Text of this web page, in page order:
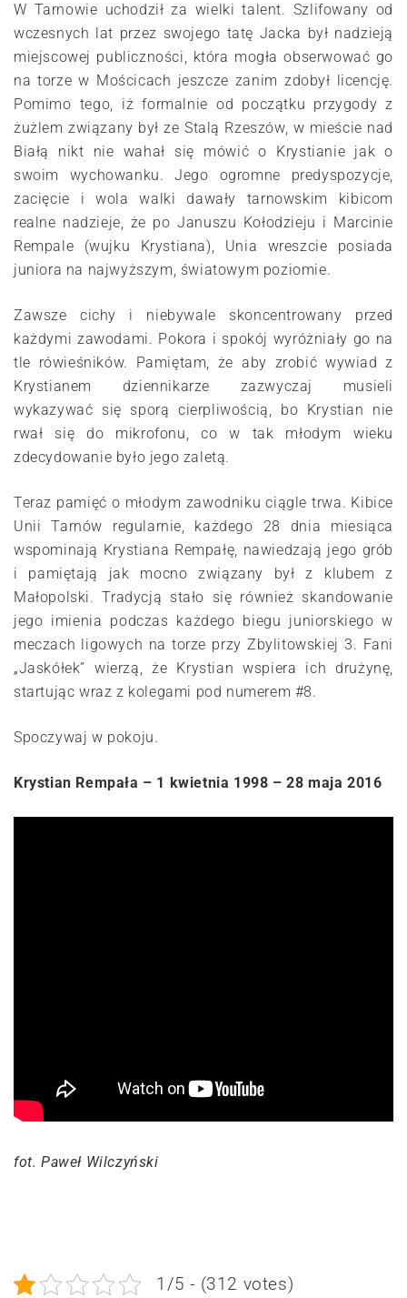
W Tarnowie uchodził za wielki talent. Szlifowany od
wczesnych lat przez swojego tatę Jacka był nadzieją
miejscowej publiczności, która mogła obserwować go
na torze w Mościcach jeszcze zanim zdobył licencję.
Pomimo tego, iż formalnie od początku przygody z
żużlem związany był ze Stalą Rzeszów, w mieście nad
Białą nikt nie wahał się mówić o Krystianie jak o
swoim wychowanku. Jego ogromne predyspozycje,
zacięcie i wola walki dawały tarnowskim kibicom
realne nadzieje, że po Januszu Kołodzieju i Marcinie
Rempale (wujku Krystiana), Unia wreszcie posiada
juniora na najwyższym, światowym poziomie.
Zawsze cichy i niebywale skoncentrowany przed
każdymi zawodami. Pokora i spokój wyróżniały go na
tle rówieśników. Pamiętam, że aby zrobić wywiad z
Krystianem dziennikarze zazwyczaj musieli
wykazywać się sporą cierpliwością, bo Krystian nie
rwał się do mikrofonu, co w tak młodym wieku
zdecydowanie było jego zaletą.
Teraz pamięć o młodym zawodniku ciągle trwa. Kibice
Unii Tarnów regularnie, każdego 28 dnia miesiąca
wspominają Krystiana Rempałę, nawiedzają jego grób
i pamiętają jak mocno związany był z klubem z
Małopolski. Tradycją stało się również skandowanie
jego imienia podczas każdego biegu juniorskiego w
meczach ligowych na torze przy Zbylitowskiej 3. Fani
„Jaskółek” wierzą, że Krystian wspiera ich drużynę,
startując wraz z kolegami pod numerem #8.
Spoczywaj w pokoju.
Krystian Rempała – 1 kwietnia 1998 – 28 maja 2016
fot. Paweł Wilczyński
1/5 - (312 votes)